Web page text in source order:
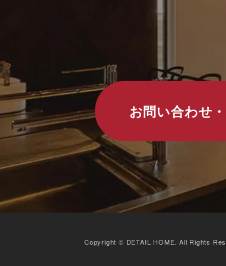
お問い合わせ
Copyright © DETAIL HOME. All Rights